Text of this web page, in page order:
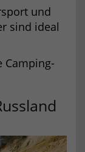
und
sind ideal
Camping-